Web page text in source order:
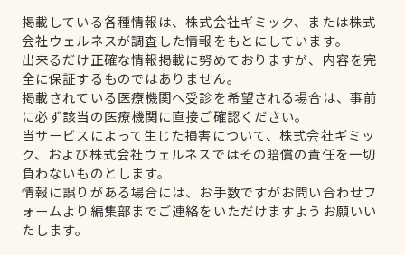
掲載している各種情報は、株式会社ギミック、または株式
会社ウェルネスが調査した情報をもとにしています。
出来るだけ正確な情報掲載に努めておりますが、内容を完
全に保証するものではありません。
掲載されている医療機関へ受診を希望される場合は、事前
に必ず該当の医療機関に直接ご確認ください。
当サービスによって生じた損害について、株式会社ギミッ
ク、および株式会社ウェルネスではその賠償の責任を一切
負わないものとします。
情報に誤りがある場合には、お手数ですがお問い合わせフ
ォームより編集部までご連絡をいただけますようお願いい
たします。